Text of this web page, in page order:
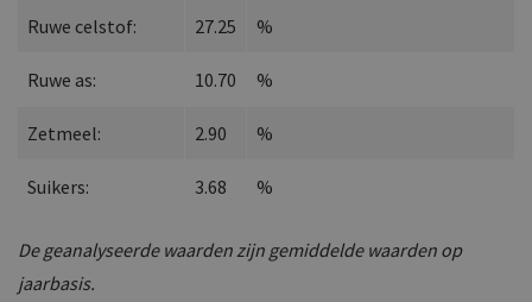
Ruwe celstof: 27.25 %
Ruwe as: 10.70 %
Zetmeel: 2.90 %
Suikers: 3.68 %
De geanalyseerde waarden zijn gemiddelde waarden op
jaarbasis.